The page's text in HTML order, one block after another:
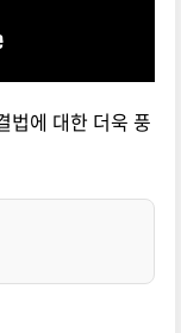
법에 대한 더욱 풍